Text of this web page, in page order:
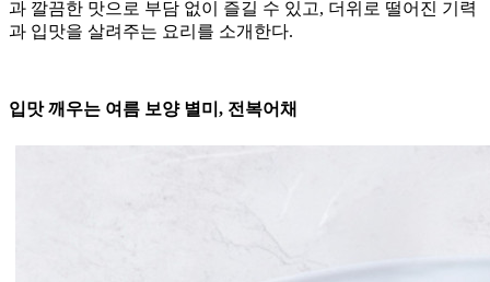
과 깔끔한 맛으로 부담 없이 즐길 수 있고, 더위로 떨어진 기력
과 입맛을 살려주는 요리를 소개한다.
입맛 깨우는 여름 보양 별미, 전복어채